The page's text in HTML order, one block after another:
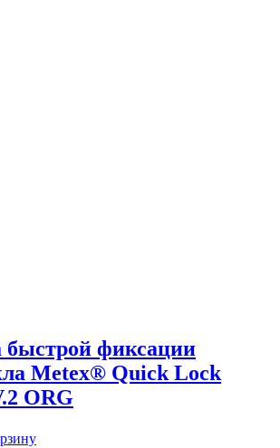
быстрой фиксации
Metex® Quick Lock
ORG